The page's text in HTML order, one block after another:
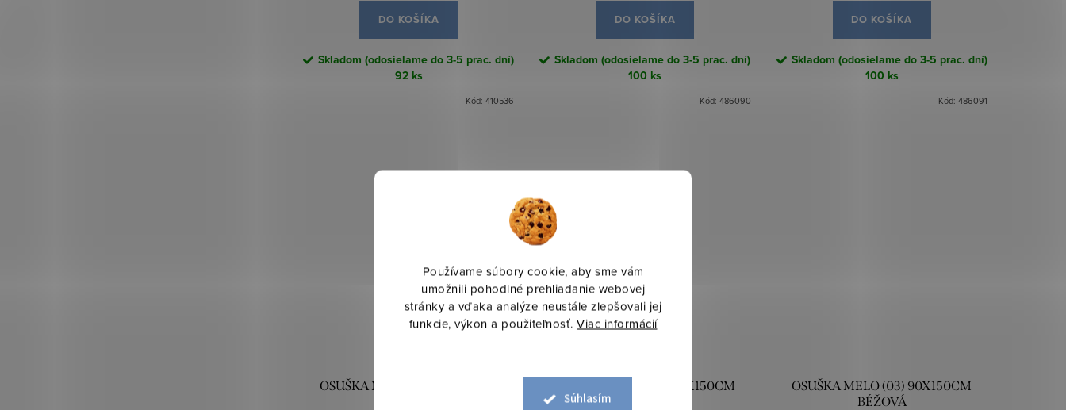
Používame súbory cookie, aby sme vám
umožnili pohodlné prehliadanie webovej
stránky a vďaka analýze neustále zlepšovali jej
funkcie, výkon a použiteľnosť. Viac informácií
Súhlasím
DO KOŠÍKA
Skladom (odosielame do 3-5 prac. dní)
92 ks
Kód:410536
DO KOŠÍKA
Skladom (odosielame do 3-5 prac. dní)
100 ks
Kód: 486090
DO KOŠÍKA
Skladom (odosielame do 3-5 prac. dní)
100 ks
Kód: 486091
OSUŠKA MELO (01) 90X150CM
OSUŠKA MELO (02) 90X150CM
STRIEBORNÁ
OSUŠKA MELO (03) 90X150CM
BÉŽOVÁ